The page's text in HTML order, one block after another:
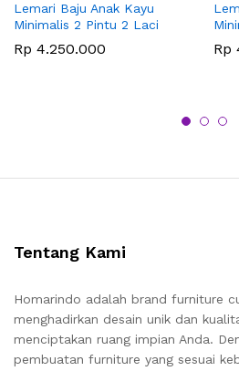
Lemari Baju Anak Kayu
Minimalis 2 Pintu 2 Laci
Rp 4.250.000 Rp
Tentang Kami
Homarindo adalah brand furniture
menghadirkan desain unik dan
menciptakan ruang impian Anda.
pembuatan furniture yang sesuai